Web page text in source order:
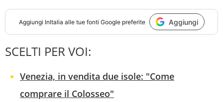
Aggiungi InItalia alle tue fonti Google preferite Aggiungi
SCELTI PER VOI:
Venezia, in vendita due isole: "Come
comprare il Colosseo"